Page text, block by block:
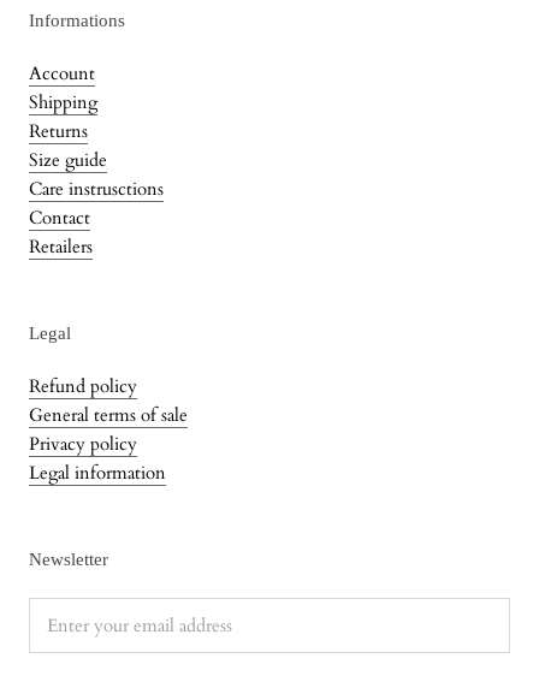
Informations
Account
Shipping
Returns
Size guide
Care instrusctions
Contact
Retailers
Legal
Refund policy
General terms of sale
Privacy policy
Legal information
Newsletter